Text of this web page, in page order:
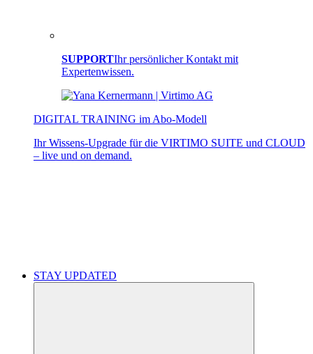
SUPPORTIhr persönlicher Kontakt mit
Expertenwissen.
DIGITAL TRAINING im Abo-Modell
Ihr Wissens-Upgrade für die VIRTIMO SUITE und CLOUD
– live und on demand.
STAY UPDATED